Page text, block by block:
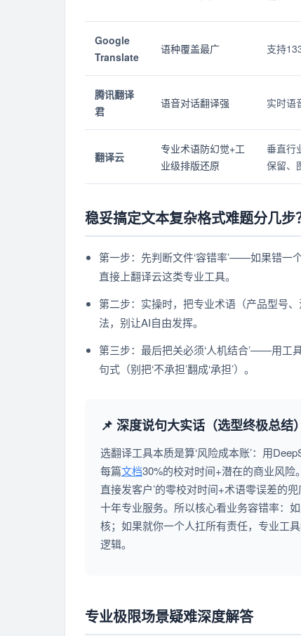
Google
Translate
语种覆盖最广 支持
腾讯翻译
君
语音对话翻译强 实时语
翻译云
专业术语防幻觉+工
业级排版还原
垂直行
保留、
稳妥搞定文本复杂格式难题分几步
第一步：先判断文件‘容错率’——如果错一
直接上翻译云这类专业工具。
第二步：实操时，把专业术语（产品型号
法，别让AI自由发挥。
第三步：最后把关必须‘人机结合’——用工
句式（别把‘不承担’翻成‘承担’）。
📌 深度说句大实话（选型终极总结）
选翻译工具本质是算‘风险成本账’：用
每篇文档30%的校对时间+潜在的商业风险
直接发客户’的零校对时间+术语零误差的
十年专业服务。所以核心看业务容错率：
核；如果就你一个人扛所有责任，专业工
逻辑。
专业极限场景疑难深度解答